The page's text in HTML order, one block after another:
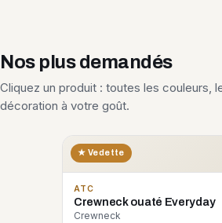
Nos plus demandés
Cliquez un produit : toutes les couleurs,
décoration à votre goût.
★ Vedette
ATC
Crewneck ouaté Everyday
Crewneck